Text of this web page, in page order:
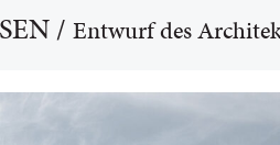
/ Entwurf des